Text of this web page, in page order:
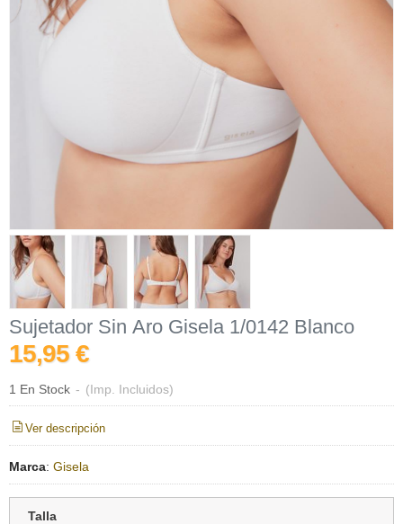
Sujetador Sin Aro Gisela 1/0142 Blanco
15,95 €
1 En Stock - (Imp. Incluidos)
Ver descripción
Marca: Gisela
Talla